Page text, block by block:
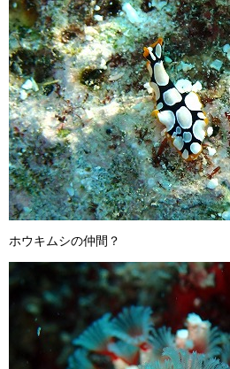
ホウキムシの仲間？